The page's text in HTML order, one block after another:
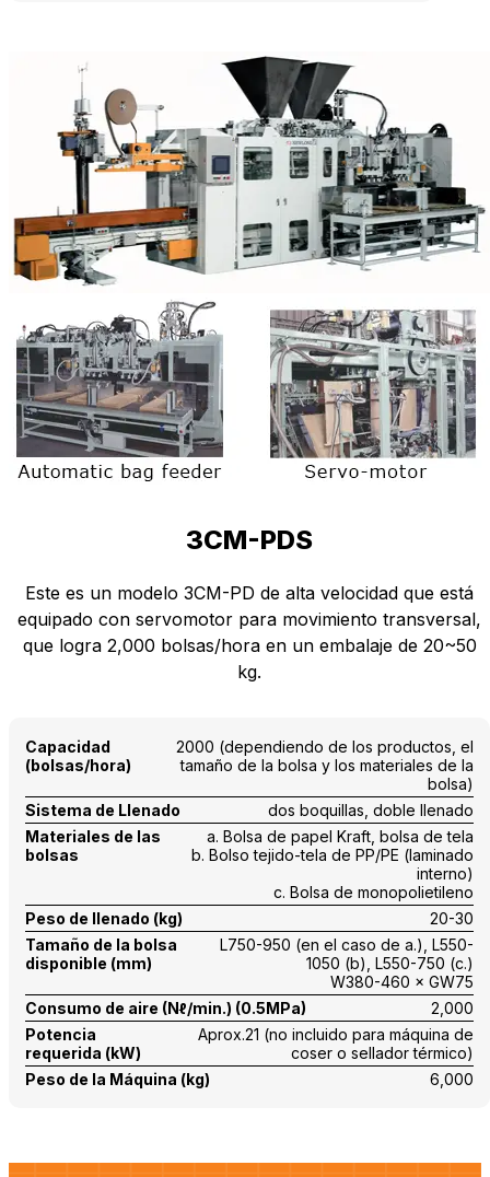
3CM-PDS
Este es un modelo 3CM-PD de alta velocidad que está
equipado con servomotor para movimiento transversal,
que logra 2,000 bolsas/hora en un embalaje de 20~50
kg.
Capacidad
(bolsas/hora)
2000 (dependiendo de los productos, el
tamaño de la bolsa y los materiales de la
bolsa)
Sistema de Llenado
dos boquillas, doble llenado
Materiales de las
bolsas
a. Bolsa de papel Kraft, bolsa de tela
b. Bolso tejido-tela de PP/PE (laminado
interno)
c. Bolsa de monopolietileno
Peso de llenado (kg)
20-30
Tamaño de la bolsa
disponible (mm)
L750-950 (en el caso de a.), L550-
1050 (b), L550-750 (c.)
W380-460 × GW75
Consumo de aire (Nℓ/min.) (0.5MPa)
2,000
Potencia
requerida (kW)
Aprox.21 (no incluido para máquina de
coser o sellador térmico)
Peso de la Máquina (kg)
6,000